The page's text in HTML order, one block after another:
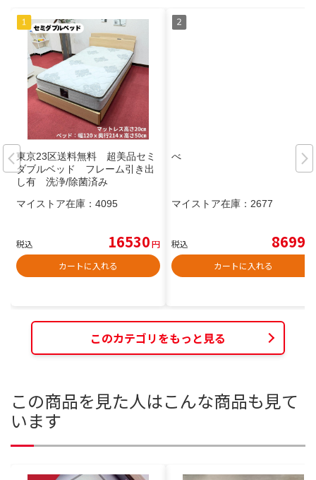
東京23区送料無料 超美品セミ
ダブルベッド フレーム引き出
し有 洗浄/除菌済み
マイストア在庫： 4095
税込 16530円
カートに入れる
べ
マイストア在庫： 2677
税込 8699
カートに入れる
このカテゴリをもっと見る
この商品を見た人はこんな商品も見て
います